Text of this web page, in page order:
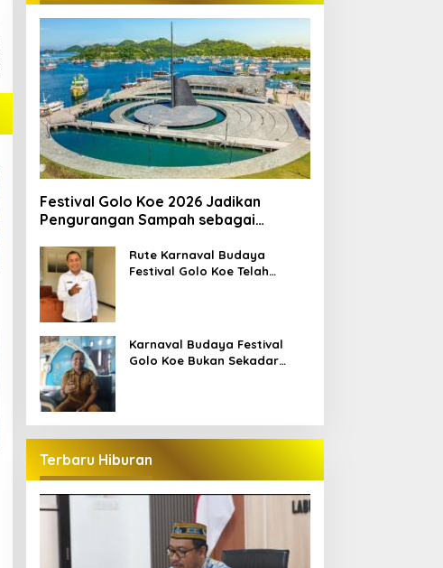
Festival Golo Koe 2026 Jadikan
Pengurangan Sampah sebagai
Bajo
Rute Karnaval Budaya
Festival Golo Koe Telah
Karnaval Budaya Festival
Golo Koe Bukan Sekadar
Terbaru Hiburan